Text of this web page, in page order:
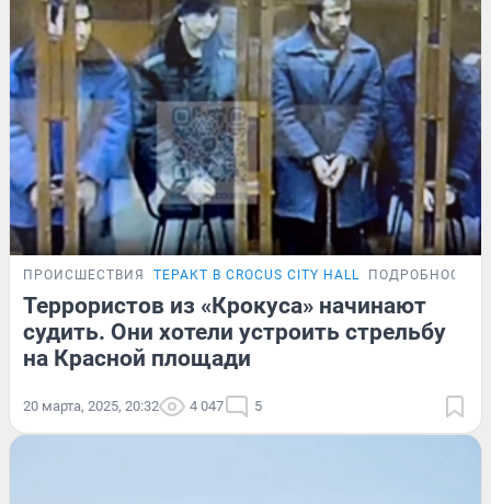
ПРОИСШЕСТВИЯ ТЕРАКТ В CROCUS CITY HALL ПОДРОБНОСТИ
Террористов из «Крокуса» начинают
судить. Они хотели устроить стрельбу
на Красной площади
20 марта, 2025, 20:32 4 047 5